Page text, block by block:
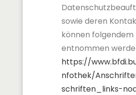
sowie deren
können folgendem
entnommen
https://
nfothek/
schriften_links-